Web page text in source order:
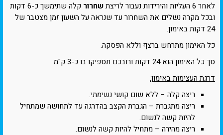
לאחר 6 העליות והירידות נעבור לריצת שחרור
קלה שתימשך כ-6 דקות
ובכל מקרה נשלים את השחרור עד שנראה על השעון זמן מצטבר של
24 דקות באימון.
כל האימון מתרחש ברצף וללא הפסקה.
סך כל האימון הוא 24 דקות ורובכם תספיקו בו כ-3 ק"מ.
דרגת העצימות באימון:
ריצה קלה – ללא שום קושי נשימתי.
ריצה מתגברת – הגברת הקצב בהדרגה עד לתחושה שמתחיל
להיות קשה לנשום.
ריצה מהירה – מתחיל להיות קשה לנשום.